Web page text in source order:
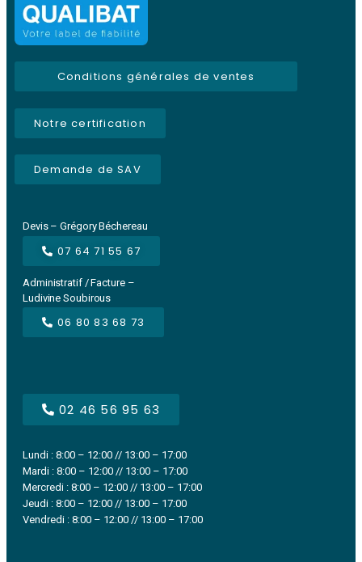
Conditions générales de ventes
Notre certification
Demande de SAV
Devis – Grégory Béchereau
07 64 71 55 67
Administratif / Facture –
Ludivine Soubirous
06 80 83 68 73
02 46 56 95 63
Lundi : 8:00 – 12:00 // 13:00 – 17:00
Mardi : 8:00 – 12:00 // 13:00 – 17:00
Mercredi : 8:00 – 12:00 // 13:00 – 17:00
Jeudi : 8:00 – 12:00 // 13:00 – 17:00
Vendredi : 8:00 – 12:00 // 13:00 – 17:00